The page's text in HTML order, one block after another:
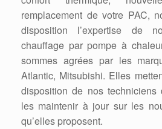
remplacement de votre PAC,
disposition l’expertise de
chauffage par pompe à
sommes agrées par les
Atlantic, Mitsubishi. Elles
disposition de nos techniciens
les maintenir à jour sur les
qu’elles proposent.